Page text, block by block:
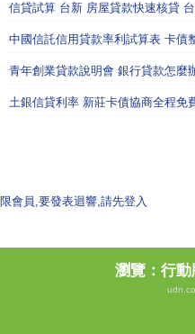
信貸試算 台新 房屋貸款快速核貸
中國信託信用貸款率利試算表 卡債
青年創業貸款說明會 銀行貸款怎麼
土銀信貸利率 新莊卡債協商全程免
限會員,要發表迴響,請先登入
瀏覽： 行動